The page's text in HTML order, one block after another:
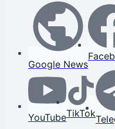
Google News
YouTubeTikTok